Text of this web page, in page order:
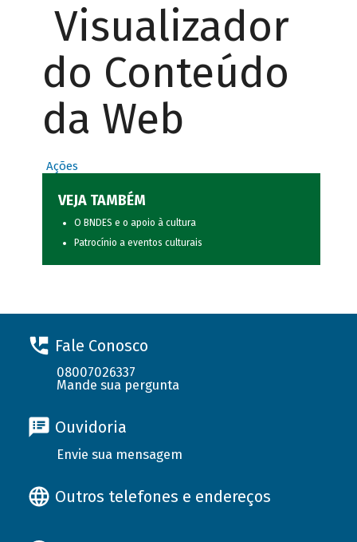
Visualizador
do Conteúdo
da Web
Ações
VEJA TAMBÉM
O BNDES e o apoio à cultura
Patrocínio a eventos culturais
Fale Conosco
08007026337
Mande sua pergunta
Ouvidoria
Envie sua mensagem
Outros telefones e endereços